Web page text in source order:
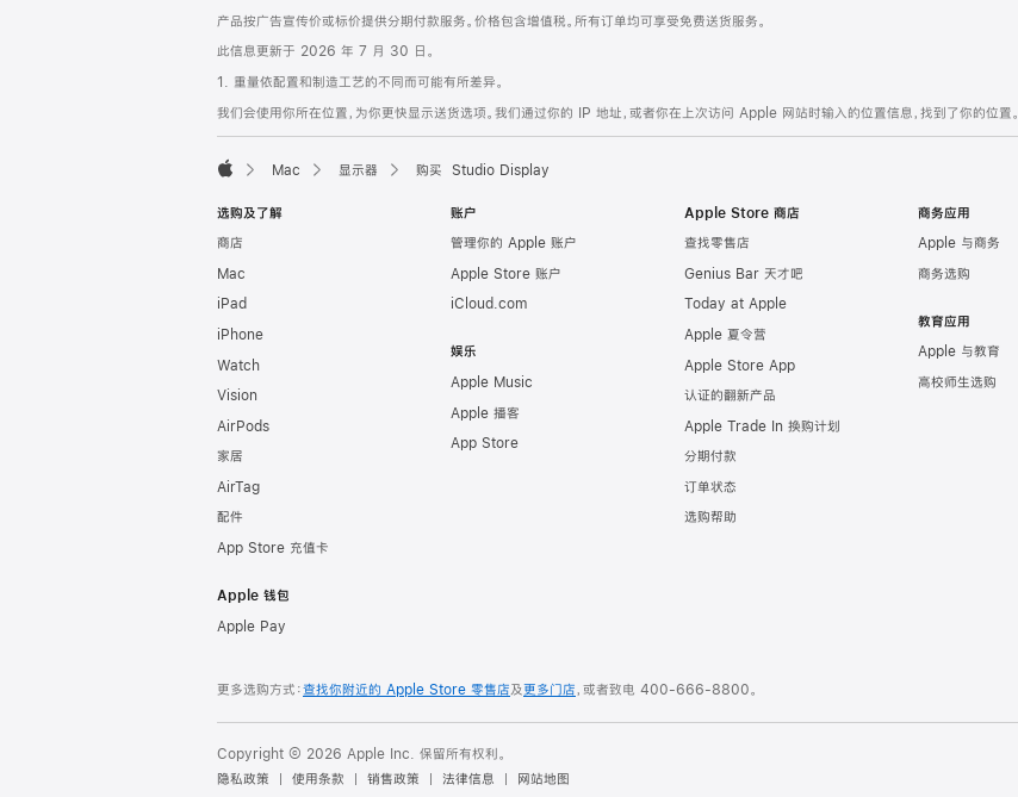
产品按广告宣传价或标价提供分期付款服务。价格包含增值税。所有订单均可享受免费送货服务。
此信息更新于 2026 年 7 月 30 日。
1. 重量依配置和制造工艺的不同而可能有所差异。
我们会使用你所在位置，为你更快显示送货选项。我们通过你的 IP 地址，或者你在上次访问 Apple 网站时输入的位置信息，找到了你的位置。
Mac 显示器 购买 Studio Display
选购及了解
商店
Mac
iPad
iPhone
Watch
Vision
AirPods
家居
AirTag
配件
App Store 充值卡
Apple 钱包
Apple Pay
账户
管理你的 Apple 账户
Apple Store 账户
iCloud.com
娱乐
Apple Music
Apple 播客
App Store
Apple Store 商店
查找零售店
Genius Bar 天才吧
Today at Apple
Apple 夏令营
Apple Store App
认证的翻新产品
Apple Trade In 换购计划
分期付款
订单状态
选购帮助
商务应用
Apple 与商务
商务选购
教育应用
Apple 与教育
高校师生选购
更多选购方式：查找你附近的 Apple Store 零售店及更多门店，或者致电 400-666-8800。
Copyright © 2026 Apple Inc. 保留所有权利。
隐私政策
使用条款 销售政策 法律信息 网站地图